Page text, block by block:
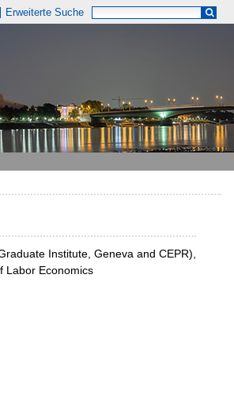
Erweiterte Suche
Institute, Geneva and CEPR),
Labor Economics